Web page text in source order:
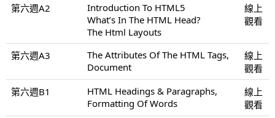
第六週A2
Introduction To HTML5
What’s In The HTML Head?
The Html Layouts
線上
觀看
第六週A3
The Attributes Of The HTML Tags,
Document
線上
觀看
第六週B1
HTML Headings & Paragraphs,
Formatting Of Words
線上
觀看